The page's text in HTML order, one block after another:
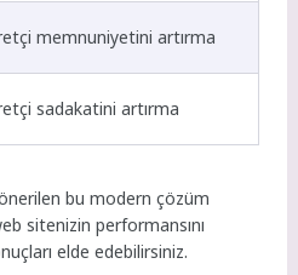
memnuniyetini artırma
sadakatini artırma
bu modern çözüm
sitenizin performansını
elde edebilirsiniz.